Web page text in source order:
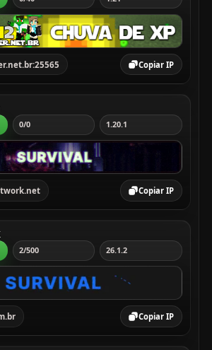
Copiar IP
Copiar IP
0/0 1.20.1
Copiar IP
2/500 26.1.2